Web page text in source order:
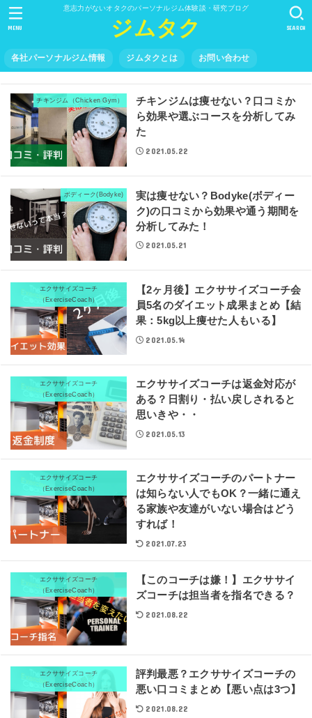
意志力がないオタクのパーソナルジム体験談・研究ブログ
ジムタク
各社パーソナルジム情報 ジムタクとは お問い合わせ
SEARCH
MENU
チキンジム（Chicken Gym）
チキンジムは痩せない？口コミか
ら効果や選ぶコースを分析してみ
た
2021.05.22
ボディーク(Bodyke)
実は痩せない？Bodyke(ボディー
ク)の口コミから効果や通う期間を
分析してみた！
2021.05.21
エクササイズコーチ
（ExerciseCoach）
【2ヶ月後】エクササイズコーチ会
員5名のダイエット成果まとめ【結
果：5kg以上痩せた人もいる】
2021.05.14
エクササイズコーチ
（ExerciseCoach）
エクササイズコーチは返金対応が
ある？日割り・払い戻しされると
思いきや・・
2021.05.13
エクササイズコーチ
（ExerciseCoach）
エクササイズコーチのパートナー
は知らない人でもOK？一緒に通え
る家族や友達がいない場合はどう
すれば！
2021.07.23
エクササイズコーチ
（ExerciseCoach）
【このコーチは嫌！】エクササイ
ズコーチは担当者を指名できる？
2021.08.22
エクササイズコーチ
（ExerciseCoach）
評判最悪？エクササイズコーチの
悪い口コミまとめ【悪い点は3つ】
2021.08.22